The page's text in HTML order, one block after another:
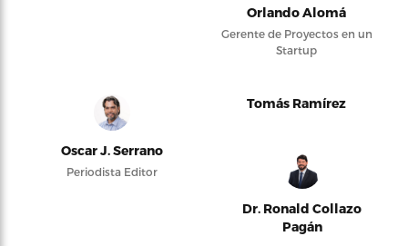
Orlando Alomá
Gerente de Proyectos en un
Startup
Oscar J. Serrano
Periodista Editor
Tomás Ramírez
Dr. Ronald Collazo
Pagán